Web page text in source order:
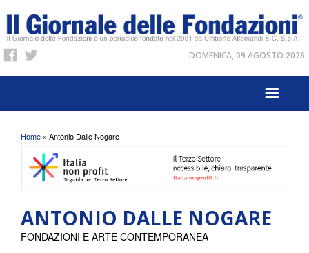
DOMENICA, 09 AGOSTO 2026
Tu sei qui
Home » Antonio Dalle Nogare
ANTONIO DALLE NOGARE
FONDAZIONI E ARTE CONTEMPORANEA